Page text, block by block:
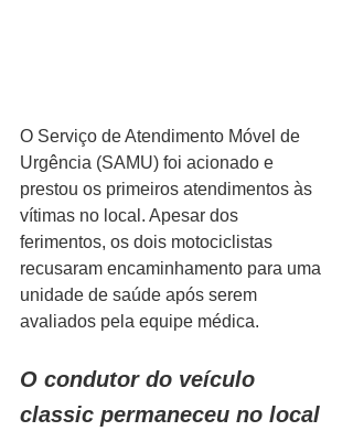
O Serviço de Atendimento Móvel de
Urgência (SAMU) foi acionado e
prestou os primeiros atendimentos às
vítimas no local. Apesar dos
ferimentos, os dois motociclistas
recusaram encaminhamento para uma
unidade de saúde após serem
avaliados pela equipe médica.
O condutor do veículo
classic permaneceu no local